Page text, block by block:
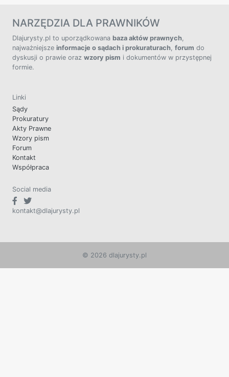
NARZĘDZIA DLA PRAWNIKÓW
Dlajurysty.pl to uporządkowana baza aktów prawnych,
najważniejsze informacje o sądach i prokuraturach, forum do
dyskusji o prawie oraz wzory pism i dokumentów w przystępnej
formie.
Linki
Sądy
Prokuratury
Akty Prawne
Wzory pism
Forum
Kontakt
Współpraca
Social media
kontakt@dlajurysty.pl
© 2026 dlajurysty.pl